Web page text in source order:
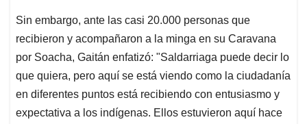
Sin embargo, ante las casi 20.000 personas que
recibieron y acompañaron a la minga en su Caravana
por Soacha, Gaitán enfatizó: "Saldarriaga puede decir lo
que quiera, pero aquí se está viendo como la ciudadanía
en diferentes puntos está recibiendo con entusiasmo y
expectativa a los indígenas. Ellos estuvieron aquí hace